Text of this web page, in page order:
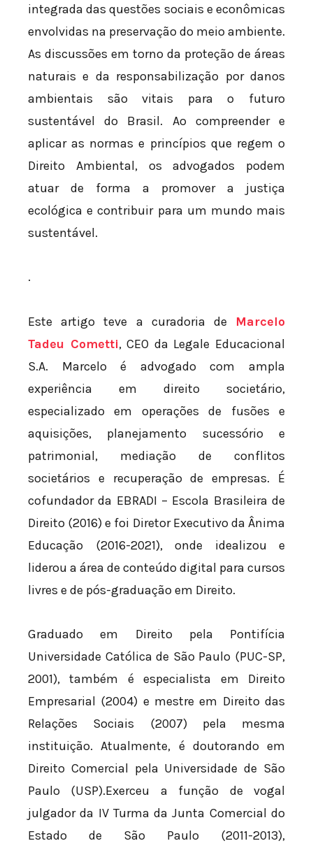
integrada das questões sociais e econômicas
envolvidas na preservação do meio ambiente.
As discussões em torno da proteção de áreas
naturais e da responsabilização por danos
ambientais são vitais para o futuro
sustentável do Brasil. Ao compreender e
aplicar as normas e princípios que regem o
Direito Ambiental, os advogados podem
atuar de forma a promover a justiça
ecológica e contribuir para um mundo mais
sustentável.
.
Este artigo teve a curadoria de Marcelo
Tadeu Cometti, CEO da Legale Educacional
S.A. Marcelo é advogado com ampla
experiência em direito societário,
especializado em operações de fusões e
aquisições, planejamento sucessório e
patrimonial, mediação de conflitos
societários e recuperação de empresas. É
cofundador da EBRADI – Escola Brasileira de
Direito (2016) e foi Diretor Executivo da Ânima
Educação (2016-2021), onde idealizou e
liderou a área de conteúdo digital para cursos
livres e de pós-graduação em Direito.
Graduado em Direito pela Pontifícia
Universidade Católica de São Paulo (PUC-SP,
2001), também é especialista em Direito
Empresarial (2004) e mestre em Direito das
Relações Sociais (2007) pela mesma
instituição. Atualmente, é doutorando em
Direito Comercial pela Universidade de São
Paulo (USP).Exerceu a função de vogal
julgador da IV Turma da Junta Comercial do
Estado de São Paulo (2011-2013),